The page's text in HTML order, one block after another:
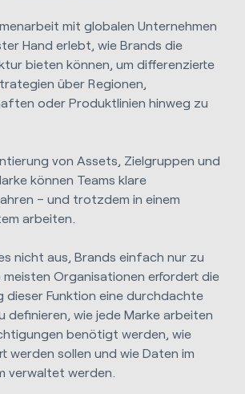
mit globalen Unternehmen
Hand erlebt, wie Brands die
bieten können, um differenzierte
über Regionen,
oder Produktlinien hinweg zu
von Assets, Zielgruppen und
können Teams klare
– und trotzdem in einem
arbeiten.
nicht aus, Brands einfach nur zu
meisten Organisationen erfordert die
dieser Funktion eine durchdachte
definieren, wie jede Marke arbeiten
benötigt werden, wie
werden sollen und wie Daten im
verwaltet werden.